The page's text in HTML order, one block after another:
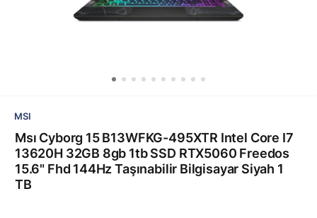
MSI
Msı Cyborg 15 B13WFKG-495XTR Intel Core I7
13620H 32GB 8gb 1tb SSD RTX5060 Freedos
15.6" Fhd 144Hz Taşınabilir Bilgisayar Siyah 1
TB